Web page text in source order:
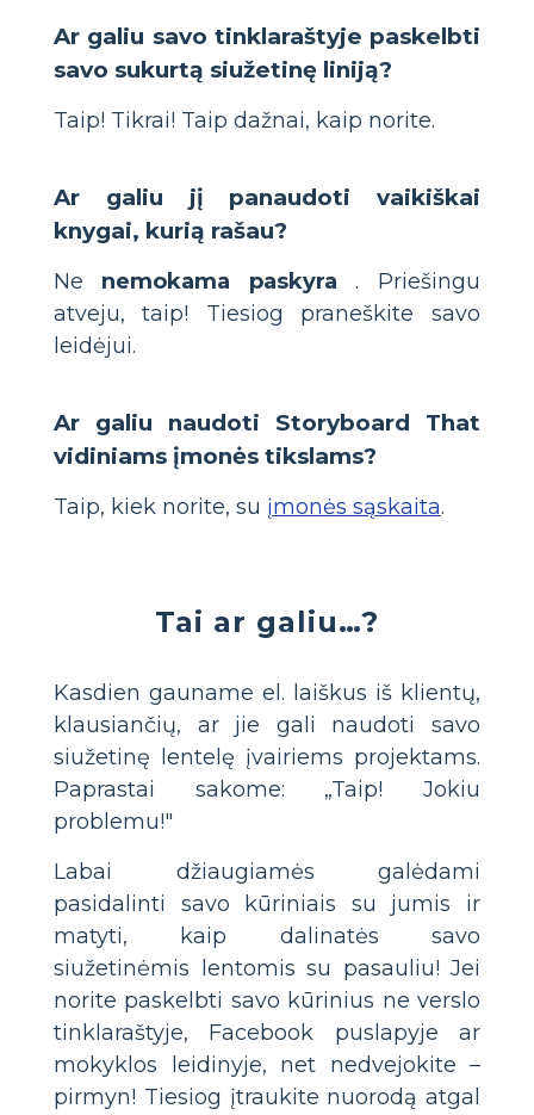
Ar galiu savo tinklaraštyje paskelbti
savo sukurtą siužetinę liniją?
Taip! Tikrai! Taip dažnai, kaip norite.
Ar galiu jį panaudoti vaikiškai
knygai, kurią rašau?
Ne nemokama paskyra . Priešingu
atveju, taip! Tiesiog praneškite savo
leidėjui.
Ar galiu naudoti Storyboard That
vidiniams įmonės tikslams?
Taip, kiek norite, su įmonės sąskaita.
Tai ar galiu…?
Kasdien gauname el. laiškus iš klientų,
klausiančių, ar jie gali naudoti savo
siužetinę lentelę įvairiems projektams.
Paprastai sakome: „Taip! Jokiu
problemu!"
Labai džiaugiamės galėdami
pasidalinti savo kūriniais su jumis ir
matyti, kaip dalinatės savo
siužetinėmis lentomis su pasauliu! Jei
norite paskelbti savo kūrinius ne verslo
tinklaraštyje, Facebook puslapyje ar
mokyklos leidinyje, net nedvejokite –
pirmyn! Tiesiog įtraukite nuorodą atgal